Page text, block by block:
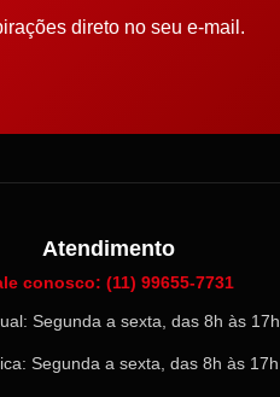
direto no seu e-mail.
Atendimento
conosco: (11) 99655-7731
Segunda a sexta, das 8h às 17h
Segunda a sexta, das 8h às 17h